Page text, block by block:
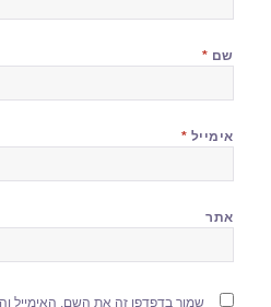
שם *
אימייל *
אתר
שמור בדפדפן זה את השם, האימייל